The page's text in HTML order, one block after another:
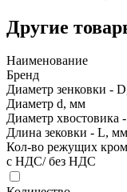
Другие
Наименование
Бренд
Диаметр зенковки -
Диаметр d, мм
Диаметр хвостовика
Длина зековки - L, мм
Кол-во режущих
с НДС/ без НДС